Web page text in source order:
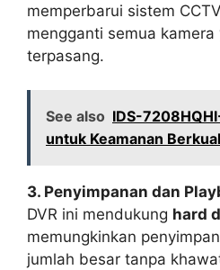
memperbarui sistem
mengganti semua kamera
terpasang.
See also IDS-
untuk Keamanan
3. Penyimpanan dan
DVR ini mendukung hard
memungkinkan
jumlah besar tanpa